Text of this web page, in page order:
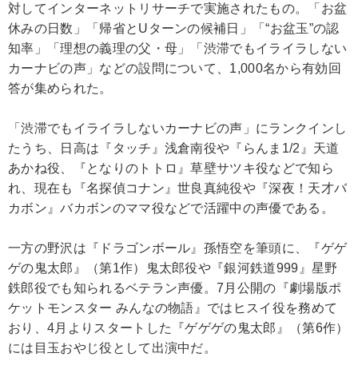
対してインターネットリサーチで実施されたもの。「お盆
休みの日数」「帰省とUターンの候補日」「“お盆玉”の認
知率」「理想の義理の父・母」「渋滞でもイライラしない
カーナビの声」などの設問について、1,000名から有効回
答が集められた。
「渋滞でもイライラしないカーナビの声」にランクインし
たうち、日高は『タッチ』浅倉南役や『らんま1/2』天道
あかね役、『となりのトトロ』草壁サツキ役などで知ら
れ、現在も『名探偵コナン』世良真純役や『深夜！天才バ
カボン』バカボンのママ役などで活躍中の声優である。
一方の野沢は『ドラゴンボール』孫悟空を筆頭に、『ゲゲ
ゲの鬼太郎』（第1作）鬼太郎役や『銀河鉄道999』星野
鉄郎役でも知られるベテラン声優。7月公開の『劇場版ポ
ケットモンスター みんなの物語』ではヒスイ役を務めて
おり、4月よりスタートした『ゲゲゲの鬼太郎』（第6作）
には目玉おやじ役として出演中だ。